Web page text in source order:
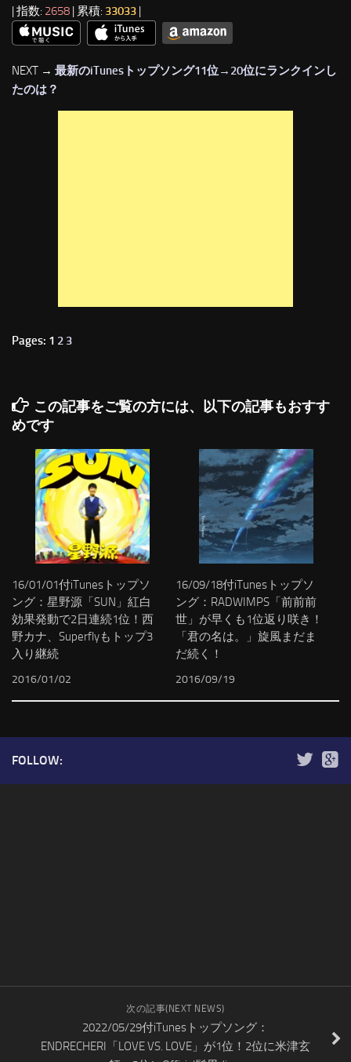
| 指数: 2658 | 累積: 33033 |
NEXT → 最新のiTunesトップソング11位→20位にランクインし
たのは？
Pages: 1 2 3
この記事をご覧の方には、以下の記事もおすす
めです
16/01/01付iTunesトップソ
ング：星野源「SUN」紅白
効果発動で2日連続1位！西
野カナ、Superflyもトップ3
入り継続
2016/01/02
16/09/18付iTunesトップソ
ング：RADWIMPS「前前前
世」が早くも1位返り咲き！
「君の名は。」旋風まだま
だ続く！
2016/09/19
FOLLOW:
次の記事(NEXT NEWS)
2022/05/29付iTunesトップソング：
ENDRECHERI「LOVE VS. LOVE」が1位！2位に米津玄